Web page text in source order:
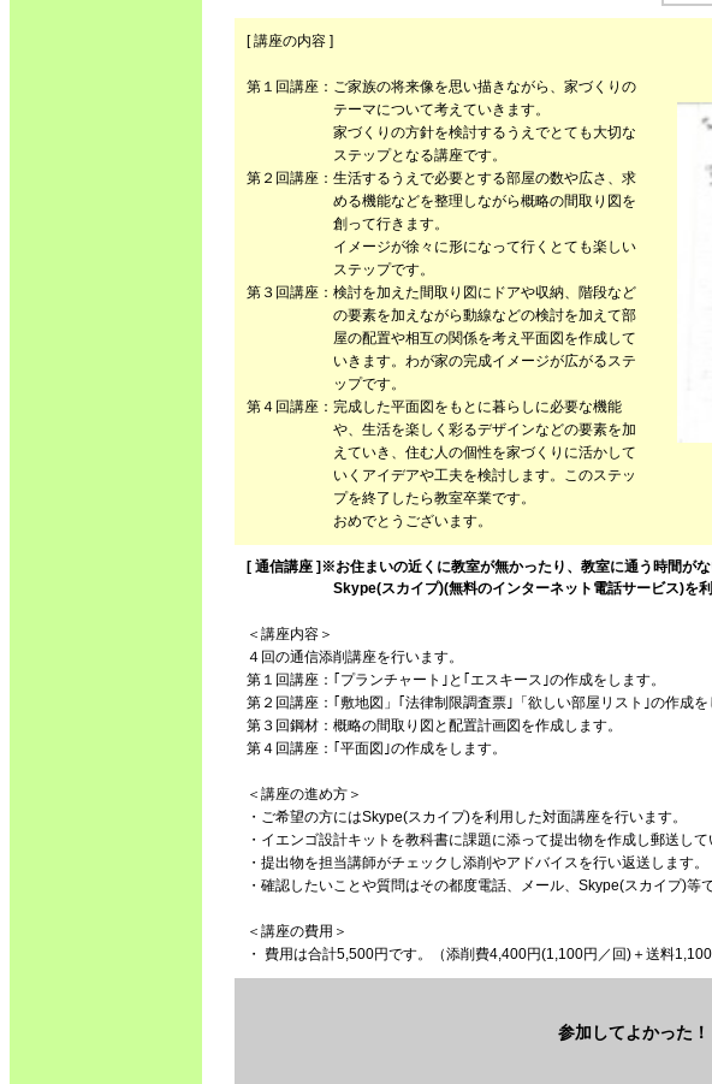
[ 講座の内容 ]
第１回講座：ご家族の将来像を思い描きながら、家づくりの
テーマについて考えていきます。
家づくりの方針を検討するうえでとても大切な
ステップとなる講座です。
第２回講座：生活するうえで必要とする部屋の数や広さ、求
める機能などを整理しながら概略の間取り図を
創って行きます。
イメージが徐々に形になって行くとても楽しい
ステップです。
第３回講座：検討を加えた間取り図にドアや収納、階段など
の要素を加えながら動線などの検討を加えて部
屋の配置や相互の関係を考え平面図を作成して
いきます。わが家の完成イメージが広がるステ
ップです。
第４回講座：完成した平面図をもとに暮らしに必要な機能
や、生活を楽しく彩るデザインなどの要素を加
えていき、住む人の個性を家づくりに活かして
いくアイデアや工夫を検討します。このステッ
プを終了したら教室卒業です。
おめでとうございます。
[ 通信講座 ]※お住まいの近くに教室が無かったり、教室に通う時間が
Skype(スカイプ)(無料のインターネット電話サービス)を利
＜講座内容＞
４回の通信添削講座を行います。
第１回講座：｢プランチャート｣と｢エスキース｣の作成をします。
第２回講座：｢敷地図」｢法律制限調査票｣「欲しい部屋リスト｣の作成を
第３回鋼材：概略の間取り図と配置計画図を作成します。
第４回講座：｢平面図｣の作成をします。
＜講座の進め方＞
・ご希望の方にはSkype(スカイプ)を利用した対面講座を行います。
・イエンゴ設計キットを教科書に課題に添って提出物を作成し郵送して
・提出物を担当講師がチェックし添削やアドバイスを行い返送します。
・確認したいことや質問はその都度電話、メール、Skype(スカイプ)等
＜講座の費用＞
・ 費用は合計5,500円です。（添削費4,400円(1,100円／回)＋送料1,100
参加してよかった！